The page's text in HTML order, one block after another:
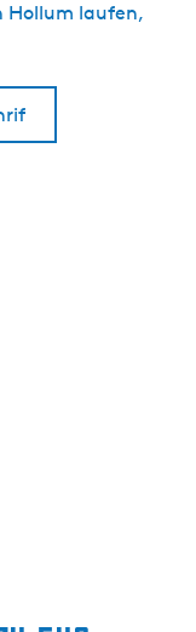
Hollum laufen,